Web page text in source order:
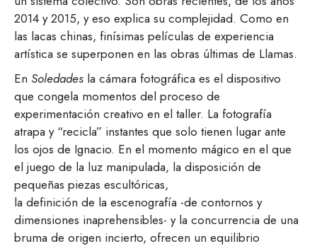
2014 y 2015, y eso explica su complejidad. Como en
las lacas chinas, finísimas películas de experiencia
artística se superponen en las obras últimas de Llamas.
En Soledades la cámara fotográfica es el dispositivo
que congela momentos del proceso de
experimentación creativo en el taller. La fotografía
atrapa y “recicla” instantes que solo tienen lugar ante
los ojos de Ignacio. En el momento mágico en el que
el juego de la luz manipulada, la disposición de
pequeñas piezas escultóricas,
la definición de la escenografía -de contornos y
dimensiones inaprehensibles- y la concurrencia de una
bruma de origen incierto, ofrecen un equilibrio